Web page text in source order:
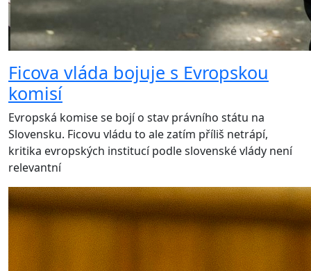
Ficova vláda bojuje s Evropskou
komisí
Evropská komise se bojí o stav právního státu na
Slovensku. Ficovu vládu to ale zatím příliš netrápí,
kritika evropských institucí podle slovenské vlády není
relevantní